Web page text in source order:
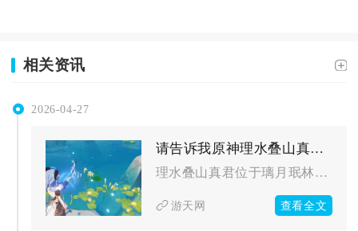
相关资讯
2026-04-27
请告诉我原神理水叠山真君的位置在哪里
理水叠山真君位于璃月珉林区域的琥牢山山顶，需完成对应主线任务...
游天网 查看全文